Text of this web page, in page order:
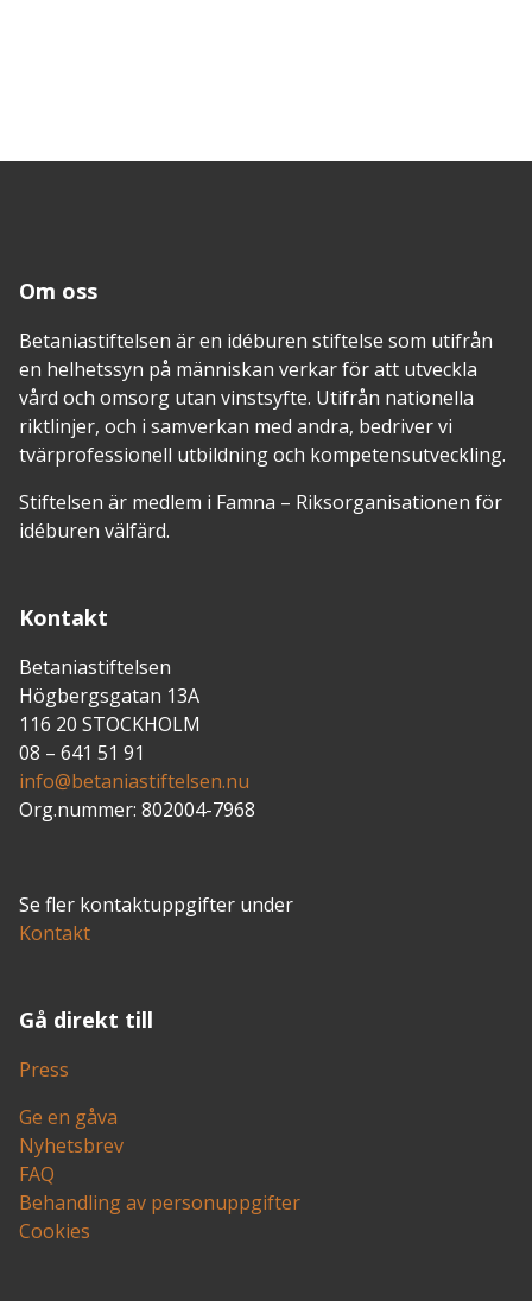
Om oss
Betaniastiftelsen är en idéburen stiftelse som utifrån
en helhetssyn på människan verkar för att utveckla
vård och omsorg utan vinstsyfte. Utifrån nationella
riktlinjer, och i samverkan med andra, bedriver vi
tvärprofessionell utbildning och kompetensutveckling.
Stiftelsen är medlem i Famna – Riksorganisationen för
idéburen välfärd.
Kontakt
Betaniastiftelsen
Högbergsgatan 13A
116 20 STOCKHOLM
08 – 641 51 91
info@betaniastiftelsen.nu
Org.nummer: 802004-7968
Se fler kontaktuppgifter under
Kontakt
Gå direkt till
Press
Ge en gåva
Nyhetsbrev
FAQ
Behandling av personuppgifter
Cookies